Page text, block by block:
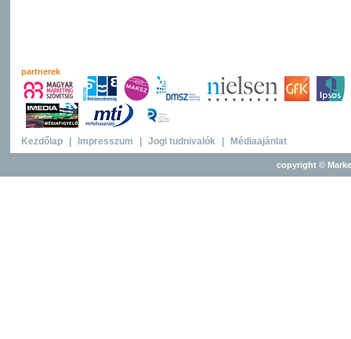
partnerek
Kezdőlap Impresszum Jogi tudnivalók Médiaajánlat
copyright ©